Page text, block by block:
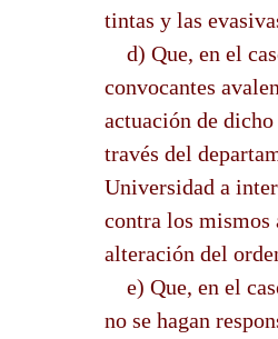
tintas y las
d) Que, en el
convocantes
actuación de
través del
Universidad a
contra los mismos
alteración del
e) Que, en el
no se hagan